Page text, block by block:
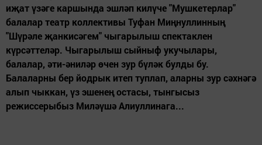
иҗат үзәге каршында эшләп килүче "Мушкетерлар"
балалар театр коллективы Туфан Миңнуллинның
"Шүрәле җанкисәгем" чыгарылыш спектаклен
күрсәттеләр. Чыгарылыш сыйныф укучылары,
балалар, әти-әниләр өчен зур бүләк булды бу.
Балаларны бер йодрык итеп туплап, аларны зур сәхнәгә
алып чыккан, үз эшенең остасы, тынгысыз
режиссерыбыз Миләүшә Алиуллинага...